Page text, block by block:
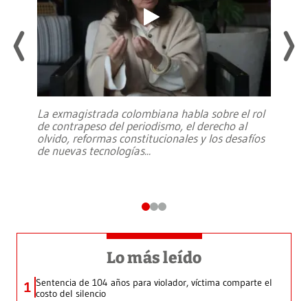
La exmagistrada colombiana habla sobre el rol
de contrapeso del periodismo, el derecho al
olvido, reformas constitucionales y los desafíos
de nuevas tecnologías...
Lo más leído
1 Sentencia de 104 años para violador, víctima comparte el
costo del silencio